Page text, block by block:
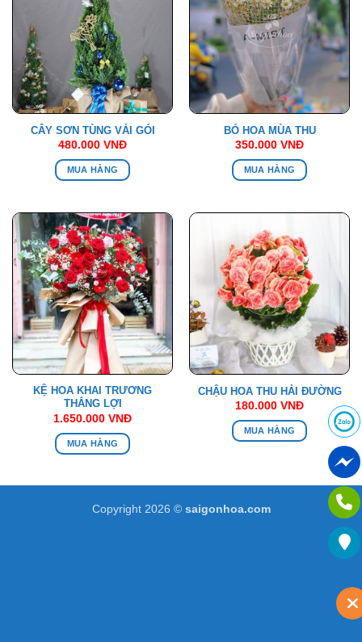
CÂY SƠN TÙNG VẢI GÓI
480.000 VNĐ
MUA HÀNG
BÓ HOA MÙA THU
350.000 VNĐ
MUA HÀNG
KỆ HOA KHAI TRƯƠNG
THẮNG LỢI
1.650.000 VNĐ
MUA HÀNG
CHẬU HOA THU HẢI ĐƯỜNG
180.000 VNĐ
MUA HÀNG
Copyright 2026 © saigonhoa.com